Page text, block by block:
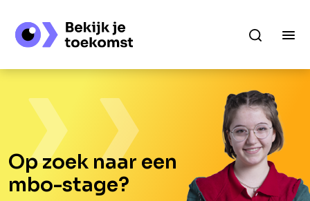
Op zoek naar een
mbo-stage?